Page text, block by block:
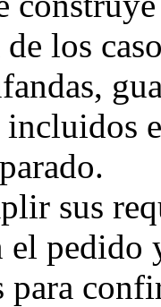
los
incluidos
sus
el pedido
para